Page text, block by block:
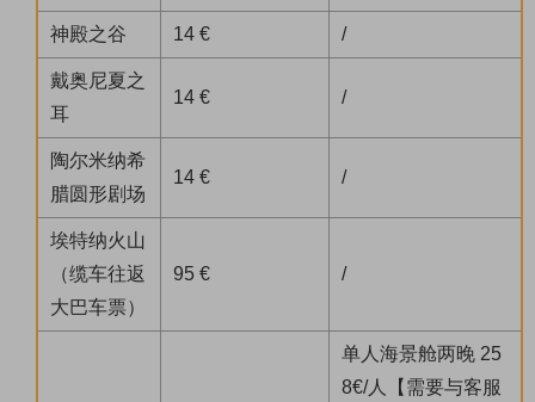
神殿之谷 14 € /
戴奥尼夏之
耳
14 € /
陶尔米纳希
腊圆形剧场
14 € /
埃特纳火山
（缆车往返
大巴车票）
95 € /
单人海景舱两晚 25
8€/人【需要与客服